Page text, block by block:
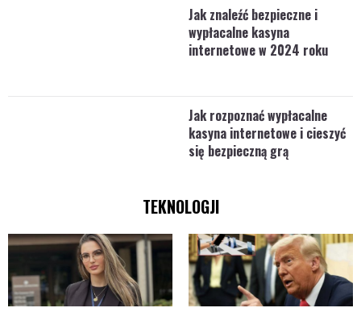
Jak znaleźć bezpieczne i
wypłacalne kasyna
internetowe w 2024 roku
Jak rozpoznać wypłacalne
kasyna internetowe i cieszyć
się bezpieczną grą
TEKNOLOGJI